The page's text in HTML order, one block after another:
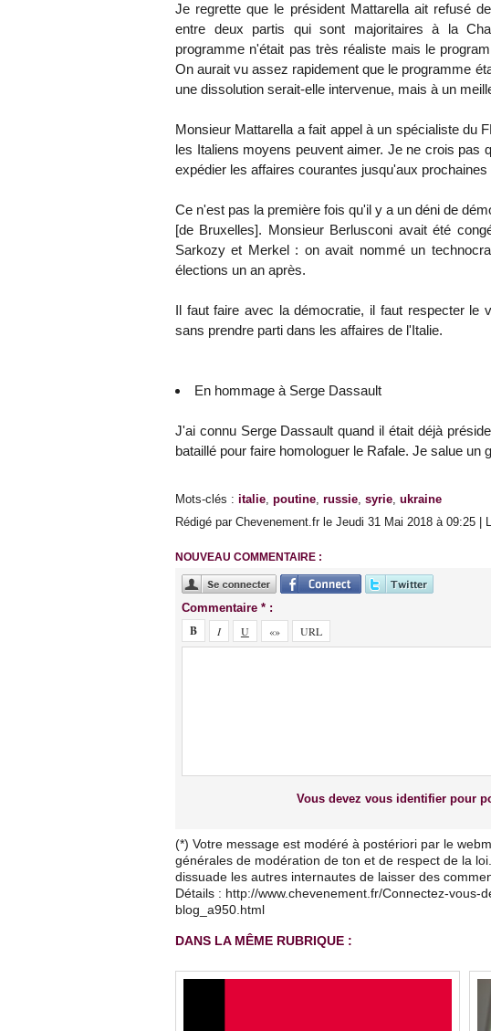
Je regrette que le président Mattarella ait refusé
entre deux partis qui sont majoritaires à la
programme n'était pas très réaliste mais le
On aurait vu assez rapidement que le programme
une dissolution serait-elle intervenue, mais à un
Monsieur Mattarella a fait appel à un spécialiste du
les Italiens moyens peuvent aimer. Je ne crois pas
expédier les affaires courantes jusqu'aux prochaines
Ce n'est pas la première fois qu'il y a un déni de
[de Bruxelles]. Monsieur Berlusconi avait été
Sarkozy et Merkel : on avait nommé un
élections un an après.
Il faut faire avec la démocratie, il faut respecter le
sans prendre parti dans les affaires de l'Italie.
En hommage à Serge Dassault
J'ai connu Serge Dassault quand il était déjà
bataillé pour faire homologuer le Rafale. Je salue un
Mots-clés : italie, poutine, russie, syrie, ukraine
Rédigé par Chevenement.fr le Jeudi 31 Mai 2018 à 09:25 |
NOUVEAU COMMENTAIRE :
Commentaire * :
Vous devez vous identifier pour
(*) Votre message est modéré à postériori par le
générales de modération de ton et de respect de la
dissuade les autres internautes de laisser des
Détails : http://www.chevenement.fr/Connectez-vous-
blog_a950.html
DANS LA MÊME RUBRIQUE :